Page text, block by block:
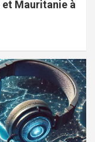
Mauritanie à